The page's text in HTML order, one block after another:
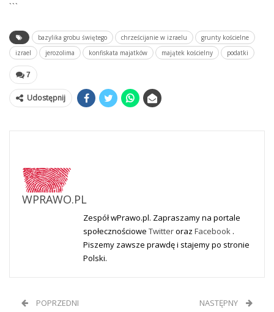
```
bazylika grobu świętego chrześcijanie w izraelu
grunty kościelne
izrael
jerozolima konfiskata majatków majątek kościelny podatki
7
Udostępnij
WPRAWO.PL
Zespół wPrawo.pl. Zapraszamy na portale
społecznościowe Twitteroraz Facebook .
Piszemy zawsze prawdę i stajemy po stronie
Polski.
POPRZEDNI NASTĘPNY